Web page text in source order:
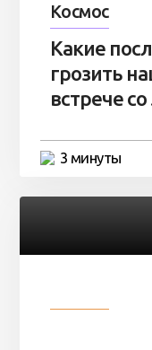
Космос
Какие
грозить
встрече со
3 минуты